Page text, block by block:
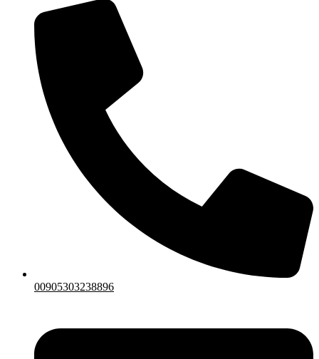
00905303238896